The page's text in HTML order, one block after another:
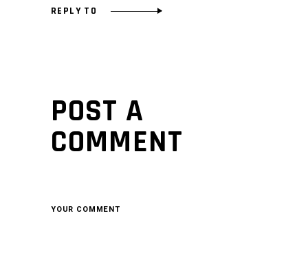
REPLY TO
POST A
COMMENT
YOUR COMMENT